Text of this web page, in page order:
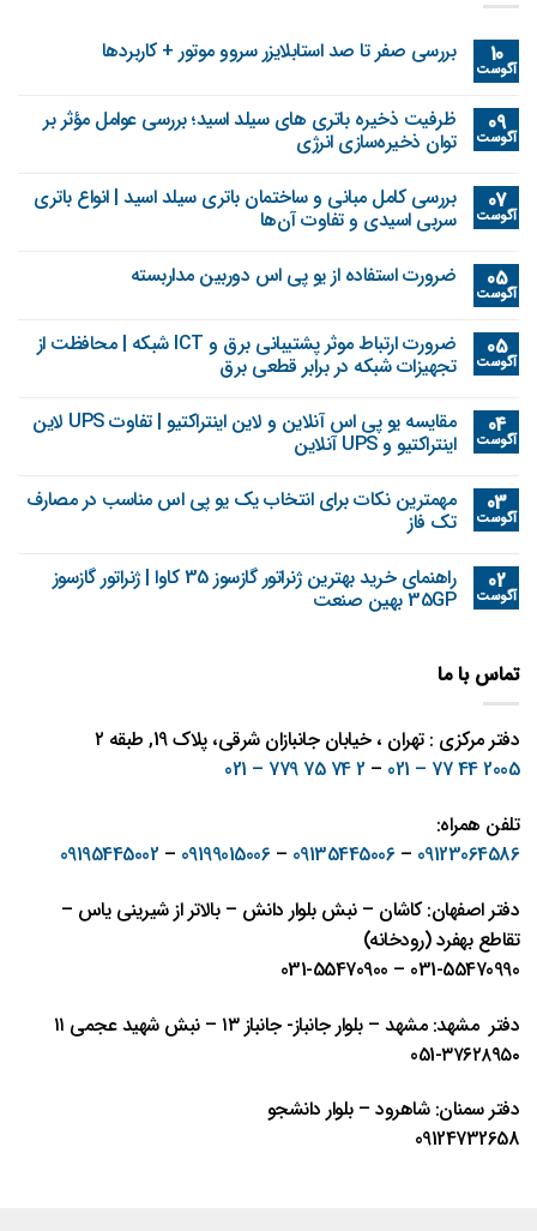
10
آگوست
بررسی صفر تا صد استابلایزر سروو موتور + کاربردها
09
آگوست
ظرفیت ذخیره باتری های سیلد اسید؛ بررسی عوامل مؤثر بر
توان ذخیره‌سازی انرژی
07
آگوست
بررسی کامل مبانی و ساختمان باتری سیلد اسید | انواع باتری
سربی اسیدی و تفاوت آن‌ها
05
آگوست
ضرورت استفاده از یو پی اس دوربین مداربسته
05
آگوست
ضرورت ارتباط موثر پشتیبانی برق و ICT شبکه | محافظت از
تجهیزات شبکه در برابر قطعی برق
04
آگوست
مقایسه یو پی اس آنلاین و لاین اینتراکتیو | تفاوت UPS لاین
اینتراکتیو و UPS آنلاین
03
آگوست
مهمترین نکات برای انتخاب یک یو پی اس مناسب در مصارف
تک فاز
02
آگوست
راهنمای خرید بهترین ژنراتور گازسوز 35 کاوا | ژنراتور گازسوز
35GP بهین صنعت
تماس با ما
دفتر مرکزی : تهران ، خیابان جانبازان شرقی، پلاک 19, طبقه ۲
2005 44 77 – 021
–
2 74 75 779 – 021
تلفن همراه:
09123064586
–
09135445006
–
09199015006
–
09195445002
دفتر اصفهان: کاشان – نبش بلوار دانش – بالاتر از شیرینی یاس –
تقاطع بهفرد (رودخانه)
031-55470990 – 031-55470900
دفتر مشهد: مشهد – بلوار جانباز- جانباز ١٣ – نبش شهيد عجمی ١١
٣٧٦٢٨٩٥٠-051
دفتر سمنان: شاهرود – بلوار دانشجو
09124732658